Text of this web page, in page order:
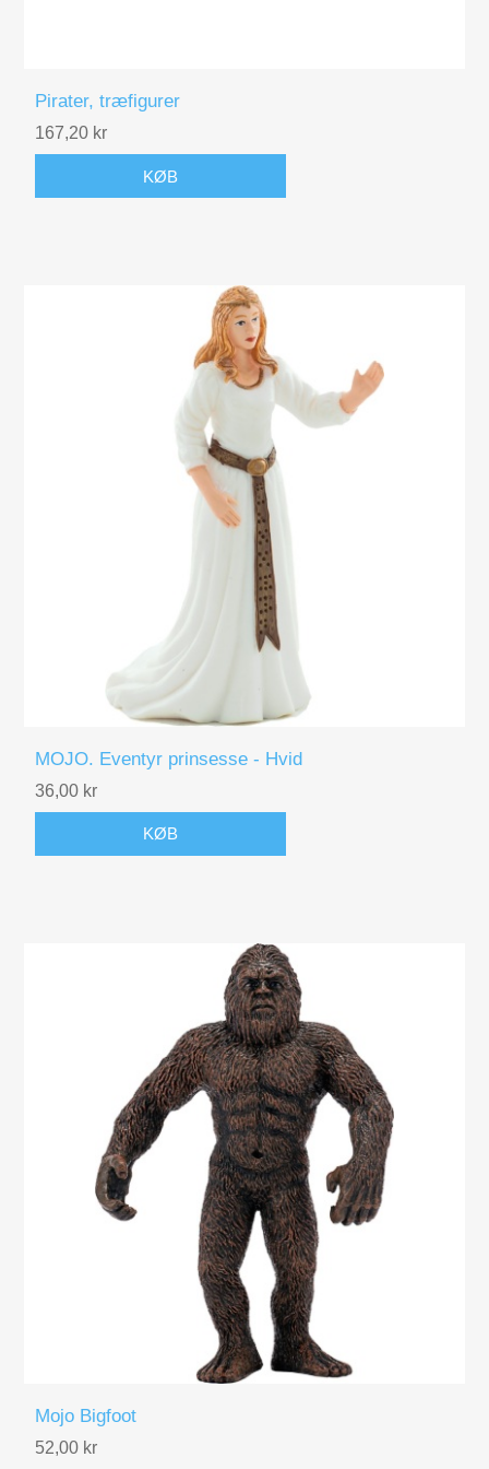
Pirater, træfigurer
167,20 kr
KØB
MOJO. Eventyr prinsesse - Hvid
36,00 kr
KØB
Mojo Bigfoot
52,00 kr